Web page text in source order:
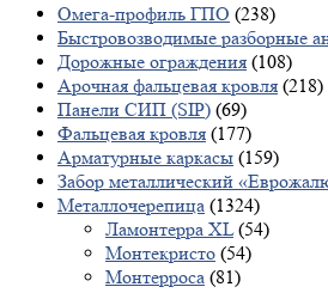
Омега-профиль ГПО (238)
Быстровозводимые разборные
Дорожные ограждения (108)
Арочная фальцевая кровля (218)
Панели СИП (SIP) (69)
Фальцевая кровля (177)
Арматурные каркасы (159)
Забор металлический
Металлочерепица (1324)
Ламонтерра XL (54)
Монтекристо (54)
Монтерроса (81)